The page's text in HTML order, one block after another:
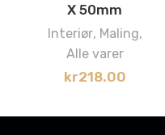
X 50mm
Interiør, Maling,
Alle varer
kr218.00